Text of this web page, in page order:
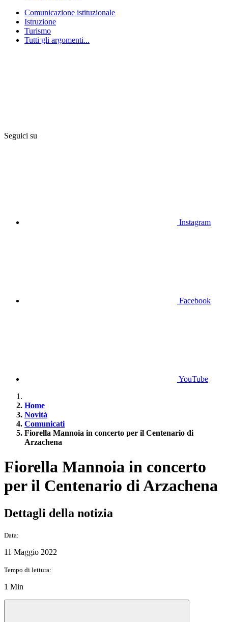
Comunicazione istituzionale
Istruzione
Turismo
Tutti gli argomenti...
Seguici su
Instagram
Facebook
YouTube
Home
Novità
Comunicati
Fiorella Mannoia in concerto per il Centenario di
Arzachena
Fiorella Mannoia in concerto
per il Centenario di Arzachena
Dettagli della notizia
Data:
11 Maggio 2022
Tempo di lettura:
1 Min